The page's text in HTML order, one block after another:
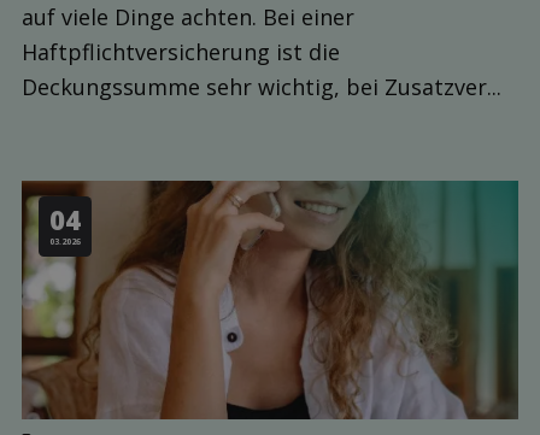
auf viele Dinge achten. Bei einer
Haftpflichtversicherung ist die
Deckungssumme sehr wichtig, bei Zusatzver...
04
03.2026